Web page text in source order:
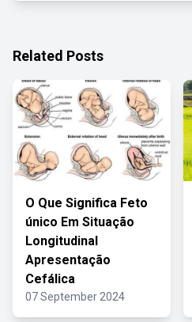
Related Posts
O Que Significa Feto
único Em Situação
Longitudinal
Apresentação
Cefálica
07 September 2024